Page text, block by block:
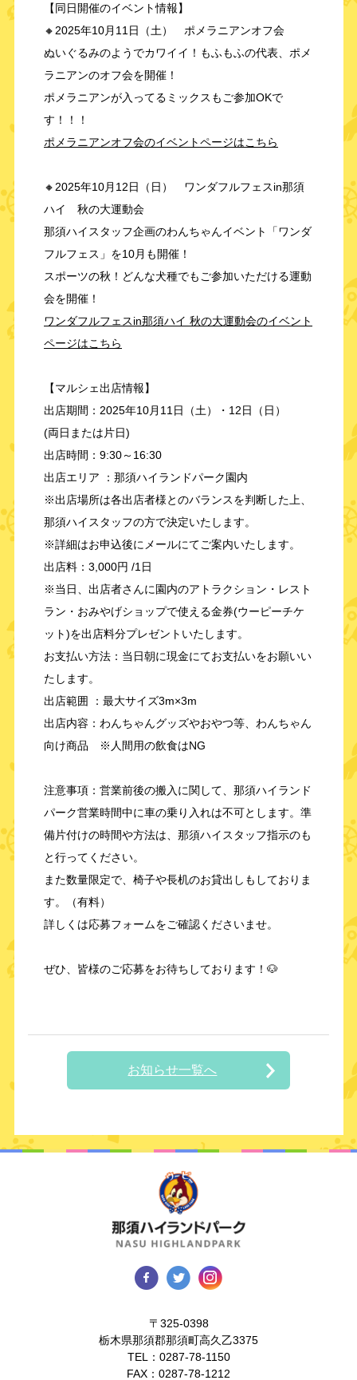
【同日開催のイベント情報】
🔸2025年10月11日（土） ポメラニアンオフ会
ぬいぐるみのようでカワイイ！もふもふの代表、ポメ
ラニアンのオフ会を開催！
ポメラニアンが入ってるミックスもご参加OKで
す！！！
ポメラニアンオフ会のイベントページはこちら
🔸 2025年10月12日（日） ワンダフルフェスin那須
ハイ 秋の大運動会
那須ハイスタッフ企画のわんちゃんイベント「ワンダ
フルフェス」を10月も開催！
スポーツの秋！どんな犬種でもご参加いただける運動
会を開催！
ワンダフルフェスin那須ハイ 秋の大運動会のイベント
ページはこちら
【マルシェ出店情報】
出店期間：2025年10月11日（土）・12日（日）
(両日または片日)
出店時間：9:30～16:30
出店エリア ：那須ハイランドパーク園内
※出店場所は各出店者様とのバランスを判断した上、
那須ハイスタッフの方で決定いたします。
※詳細はお申込後にメールにてご案内いたします。
出店料：3,000円 /1日
※当日、出店者さんに園内のアトラクション・レスト
ラン・おみやげショップで使える金券(ウーピーチケ
ット)を出店料分プレゼントいたします。
お支払い方法：当日朝に現金にてお支払いをお願いい
たします。
出店範囲 ：最大サイズ3m×3m
出店内容：わんちゃんグッズやおやつ等、わんちゃん
向け商品 ※人間用の飲食はNG
注意事項：営業前後の搬入に関して、那須ハイランド
パーク営業時間中に車の乗り入れは不可とします。準
備片付けの時間や方法は、那須ハイスタッフ指示のも
と行ってください。
また数量限定で、椅子や長机のお貸出しもしておりま
す。（有料）
詳しくは応募フォームをご確認くださいませ。
ぜひ、皆様のご応募をお待ちしております！🐶
お知らせ一覧へ
〒325-0398
栃木県那須郡那須町高久乙3375
TEL： 0287-78-1150
FAX：0287-78-1212